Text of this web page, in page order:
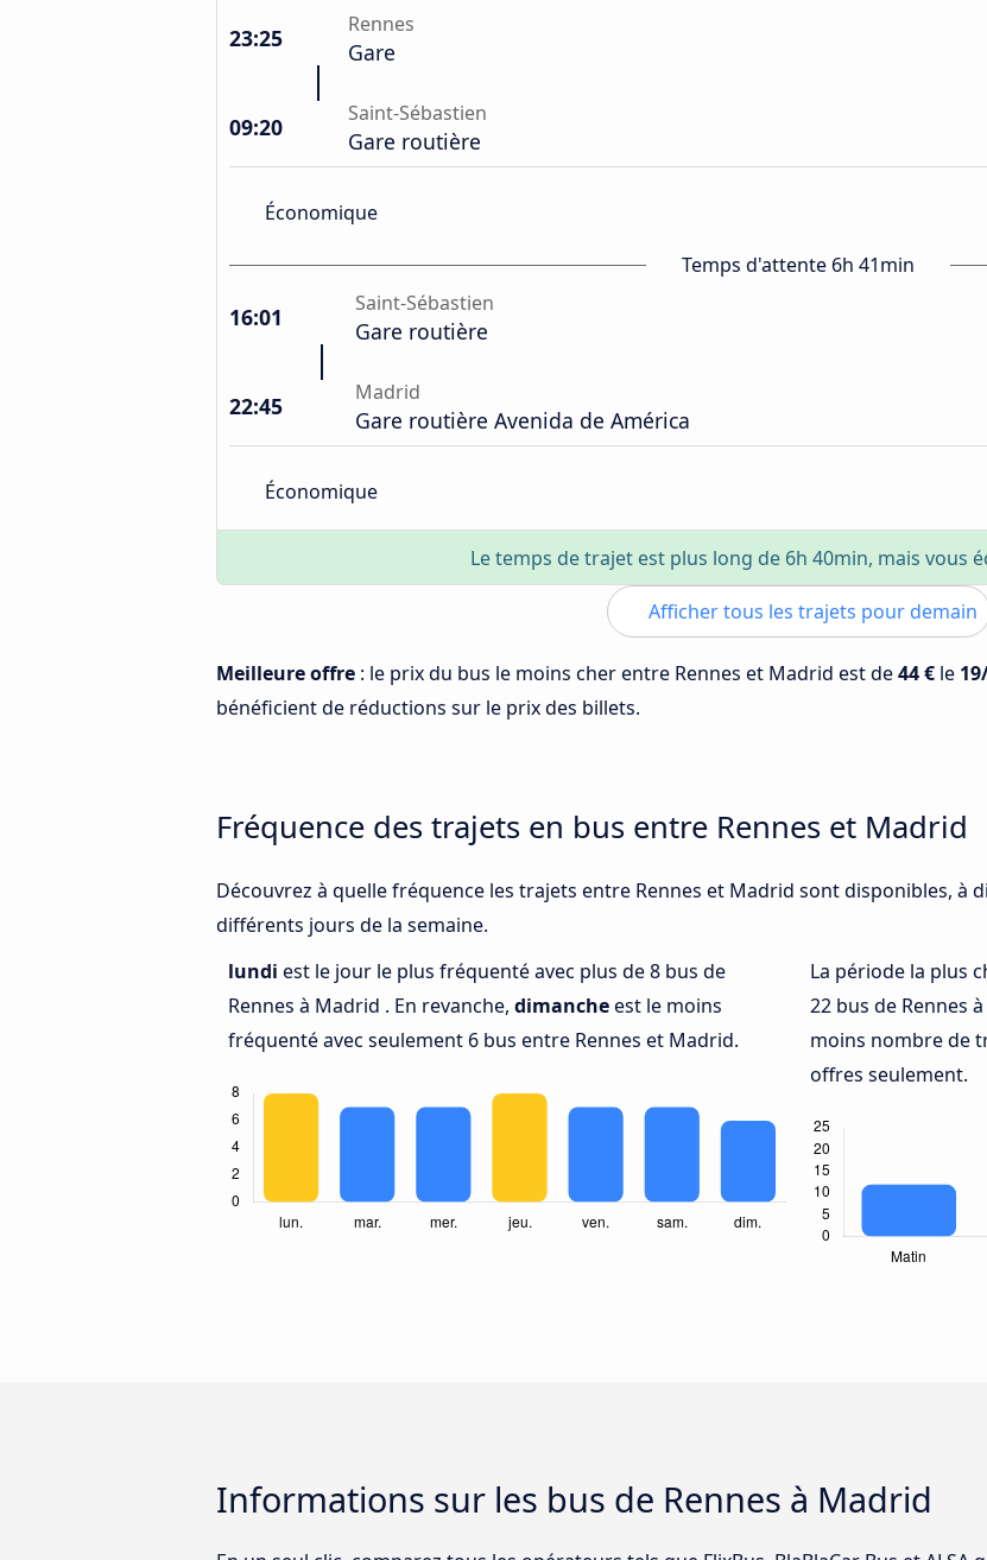
23:25 Rennes
Gare
09:20 Saint-Sébastien
Gare routière
Économique
Temps d'attente 6h 41min
16:01 Saint-Sébastien
Gare routière
22:45 Madrid
Gare routière Avenida de América
Économique
Le temps de trajet est plus long de 6h 40min, mais vous
Afficher tous les trajets pour demain
Meilleure offre : le prix du bus le moins cher entre Rennes et Madrid est de44 € le
bénéficient de réductions sur le prix des billets.
Fréquence des trajets en bus entre Rennes et Madrid
Découvrez à quelle fréquence les trajets entre Rennes et Madrid sont disponibles, à
différents jours de la semaine.
lundi est le jour le plus fréquenté avec plus de 8 bus de
Rennes à Madrid . En revanche, dimancheest le moins
fréquenté avec seulement 6 bus entre Rennes et Madrid.
La période la plus
22 bus de Rennes
moins nombre de
offres seulement.
Informations sur les bus de Rennes à Madrid